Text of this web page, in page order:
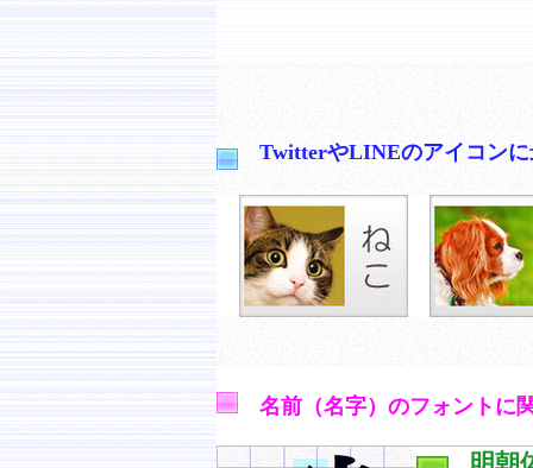
TwitterやLINEのアイコン
名前（名字）のフォントに